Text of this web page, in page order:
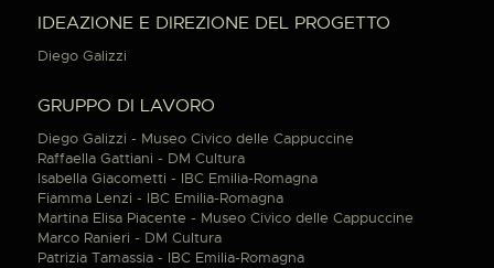
IDEAZIONE E DIREZIONE DEL PROGETTO
Diego Galizzi
GRUPPO DI LAVORO
Diego Galizzi - Museo Civico delle Cappuccine
Raffaella Gattiani - DM Cultura
Isabella Giacometti - IBC Emilia-Romagna
Fiamma Lenzi - IBC Emilia-Romagna
Martina Elisa Piacente - Museo Civico delle Cappuccine
Marco Ranieri - DM Cultura
Patrizia Tamassia - IBC Emilia-Romagna